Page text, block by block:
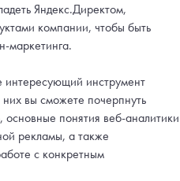
Яндекс.Директом,
компании, чтобы быть
маркетинга.
интересующий инструмент
вы сможете почерпнуть
понятия веб-аналитики
рекламы, а также
с конкретным